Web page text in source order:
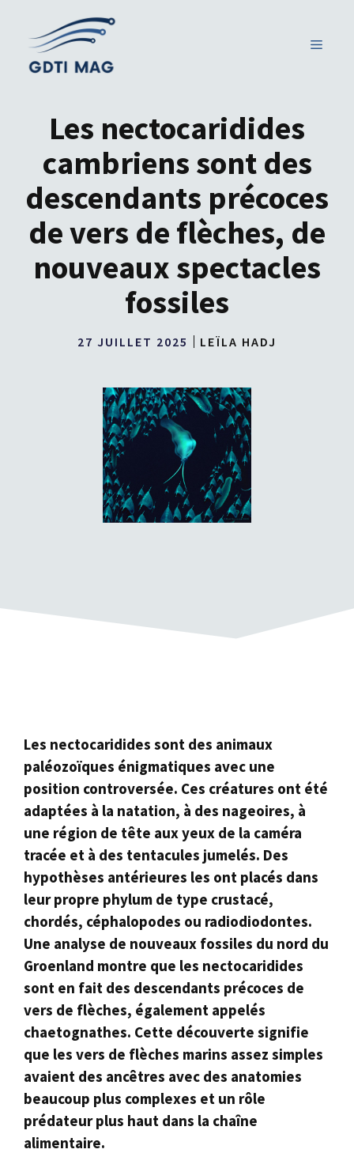
contenu
MENU
Les nectocaridides
cambriens sont des
descendants précoces
de vers de flèches, de
nouveaux spectacles
fossiles
27 JUILLET 2025 LEÏLA HADJ
Les nectocaridides sont des animaux
paléozoïques énigmatiques avec une
position controversée. Ces créatures ont été
adaptées à la natation, à des nageoires, à
une région de tête aux yeux de la caméra
tracée et à des tentacules jumelés. Des
hypothèses antérieures les ont placés dans
leur propre phylum de type crustacé,
chordés, céphalopodes ou radiodiodontes.
Une analyse de nouveaux fossiles du nord du
Groenland montre que les nectocaridides
sont en fait des descendants précoces de
vers de flèches, également appelés
chaetognathes. Cette découverte signifie
que les vers de flèches marins assez simples
avaient des ancêtres avec des anatomies
beaucoup plus complexes et un rôle
prédateur plus haut dans la chaîne
alimentaire.